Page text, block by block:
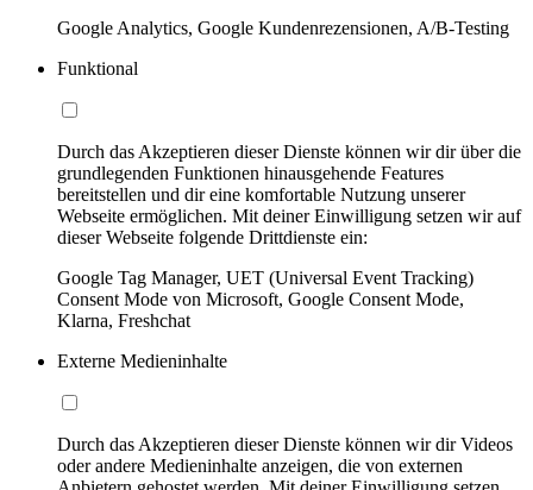
Google Analytics, Google Kundenrezensionen, A/B-Testing
Funktional
Durch das Akzeptieren dieser Dienste können wir dir über die
grundlegenden Funktionen hinausgehende Features
bereitstellen und dir eine komfortable Nutzung unserer
Webseite ermöglichen. Mit deiner Einwilligung setzen wir auf
dieser Webseite folgende Drittdienste ein:
Google Tag Manager, UET (Universal Event Tracking)
Consent Mode von Microsoft, Google Consent Mode,
Klarna, Freshchat
Externe Medieninhalte
Durch das Akzeptieren dieser Dienste können wir dir Videos
oder andere Medieninhalte anzeigen, die von externen